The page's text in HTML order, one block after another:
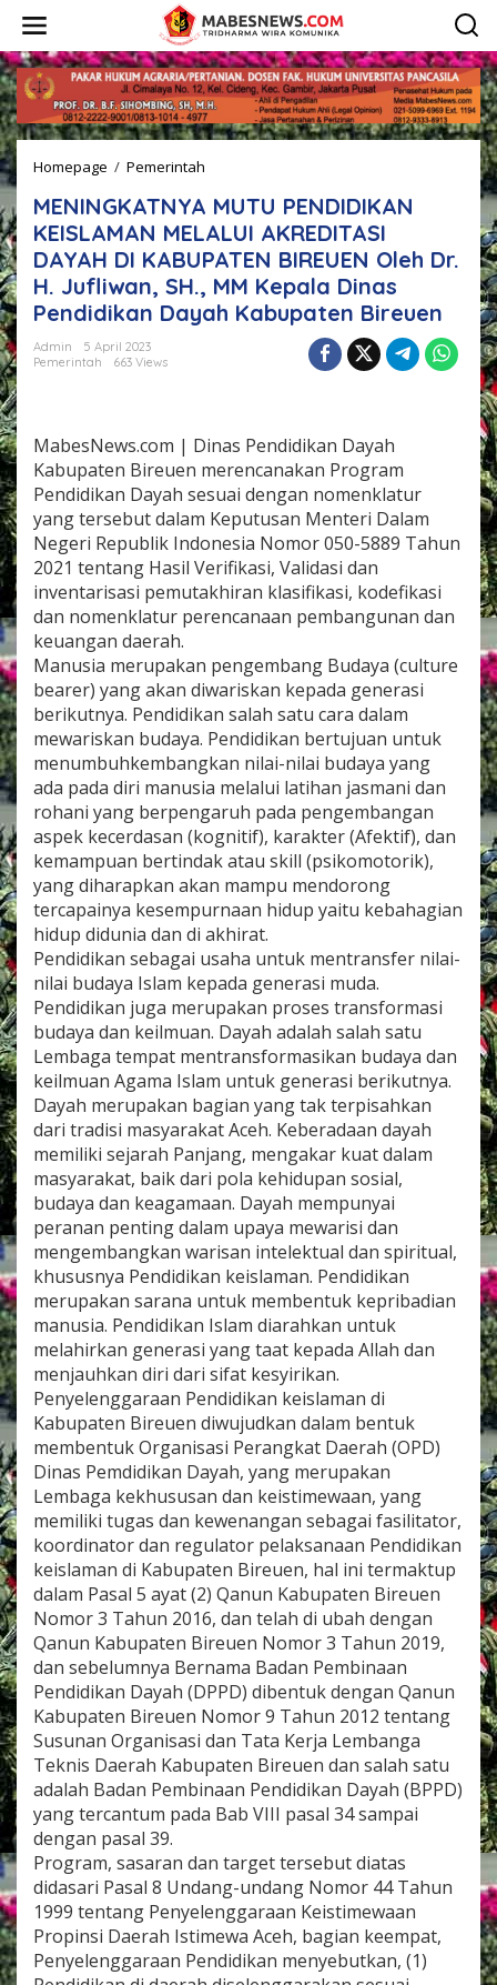
w
a
t
i
k
e
k
o
n
t
e
n
Homepage / Pemerintah
N
G
A
T
T
U
P
E
N
D
I
D
K
N
K
E
I
S
L
A
M
A
N
M
E
L
A
L
U
A
K
E
D
I
T
A
S
D
A
Y
H
D
K
A
B
U
P
A
T
E
N
B
I
R
E
U
E
N
O
l
e
h
D
r
.
H
.
u
f
l
w
a
MENINGKATNYA MUTU PENDIDIKAN
KEISLAMAN MELALUI AKREDITASI
DAYAH DI KABUPATEN BIREUEN Oleh Dr.
H. Jufliwan, SH., MM Kepala Dinas
Pendidikan Dayah Kabupaten Bireuen
Admin
5 April 2023
Pemerintah
663 Views
MabesNews.com | Dinas Pendidikan Dayah
Kabupaten Bireuen merencanakan Program
Pendidikan Dayah sesuai dengan nomenklatur
yang tersebut dalam Keputusan Menteri Dalam
Negeri Republik Indonesia Nomor 050-5889 Tahun
2021 tentang Hasil Verifikasi, Validasi dan
inventarisasi pemutakhiran klasifikasi, kodefikasi
dan nomenklatur perencanaan pembangunan dan
keuangan daerah.
Manusia merupakan pengembang Budaya (culture
bearer) yang akan diwariskan kepada generasi
berikutnya. Pendidikan salah satu cara dalam
mewariskan budaya. Pendidikan bertujuan untuk
menumbuhkembangkan nilai-nilai budaya yang
ada pada diri manusia melalui latihan jasmani dan
rohani yang berpengaruh pada pengembangan
aspek kecerdasan (kognitif), karakter (Afektif), dan
kemampuan bertindak atau skill (psikomotorik),
yang diharapkan akan mampu mendorong
tercapainya kesempurnaan hidup yaitu kebahagian
hidup didunia dan di akhirat.
Pendidikan sebagai usaha untuk mentransfer nilai-
nilai budaya Islam kepada generasi muda.
Pendidikan juga merupakan proses transformasi
budaya dan keilmuan. Dayah adalah salah satu
Lembaga tempat mentransformasikan budaya dan
keilmuan Agama Islam untuk generasi berikutnya.
Dayah merupakan bagian yang tak terpisahkan
dari tradisi masyarakat Aceh. Keberadaan dayah
memiliki sejarah Panjang, mengakar kuat dalam
masyarakat, baik dari pola kehidupan sosial,
budaya dan keagamaan. Dayah mempunyai
peranan penting dalam upaya mewarisi dan
mengembangkan warisan intelektual dan spiritual,
khususnya Pendidikan keislaman. Pendidikan
merupakan sarana untuk membentuk kepribadian
manusia. Pendidikan Islam diarahkan untuk
melahirkan generasi yang taat kepada Allah dan
menjauhkan diri dari sifat kesyirikan.
Penyelenggaraan Pendidikan keislaman di
Kabupaten Bireuen diwujudkan dalam bentuk
membentuk Organisasi Perangkat Daerah (OPD)
Dinas Pemdidikan Dayah, yang merupakan
Lembaga kekhususan dan keistimewaan, yang
memiliki tugas dan kewenangan sebagai fasilitator,
koordinator dan regulator pelaksanaan Pendidikan
keislaman di Kabupaten Bireuen, hal ini termaktup
dalam Pasal 5 ayat (2) Qanun Kabupaten Bireuen
Nomor 3 Tahun 2016, dan telah di ubah dengan
Qanun Kabupaten Bireuen Nomor 3 Tahun 2019,
dan sebelumnya Bernama Badan Pembinaan
Pendidikan Dayah (DPPD) dibentuk dengan Qanun
Kabupaten Bireuen Nomor 9 Tahun 2012 tentang
Susunan Organisasi dan Tata Kerja Lembanga
Teknis Daerah Kabupaten Bireuen dan salah satu
adalah Badan Pembinaan Pendidikan Dayah (BPPD)
yang tercantum pada Bab VIII pasal 34 sampai
dengan pasal 39.
Program, sasaran dan target tersebut diatas
didasari Pasal 8 Undang-undang Nomor 44 Tahun
1999 tentang Penyelenggaraan Keistimewaan
Propinsi Daerah Istimewa Aceh, bagian keempat,
Penyelenggaraan Pendidikan menyebutkan, (1)